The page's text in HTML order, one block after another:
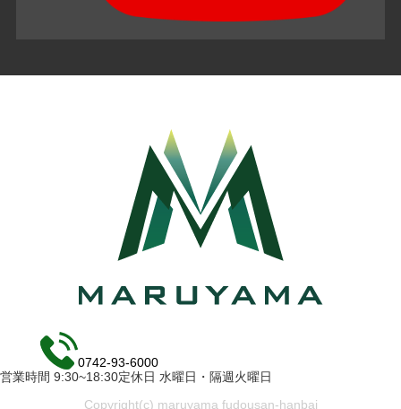
0742-93-6000
営業時間 9:30~18:30定休日 水曜日・隔週火曜日
Copyright(c) maruyama fudousan-hanbai